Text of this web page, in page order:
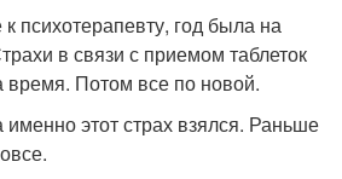
психотерапевту, год была на
в связи с приемом таблеток
Потом все по новой.
этот страх взялся. Раньше